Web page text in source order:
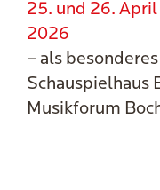
25. und 26. April
2026
– als
Schauspielhaus
Musikforum